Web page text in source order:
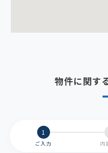
物件に関す
ご入力 内